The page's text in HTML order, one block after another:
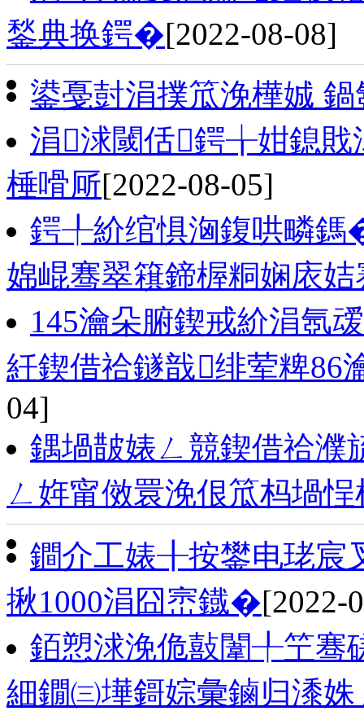
鍫典换鍔�[2022-08-08]
鍙戞尌涓撲笟浼樺娍
涓浗閾佸鍔╁姏鎴戝
棰嗗厛[2022-08-05]
鍔╀紒绾惧洶鍑哄疄
婂崐骞翠簯鍗楃粡娴庡
145瀹朵腑鍥戒紒涓氬
紝鍥借祫鐩戠绯荤粺86
04]
鍝堝皵婊ㄥ競鍥借祫濮
ㄥ姩甯傚睘浼佷笟杩堝
鐧介工婊╂按鐢电珯宸
揪1000涓囧崈鐡�[2022-
銆愬浗浼佹敼闈╀笁骞
細鐗㈢墷鎶婃彙鏀归潻